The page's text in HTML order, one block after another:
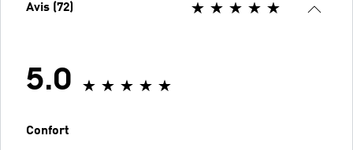
Avis (72)
5.0
Confort